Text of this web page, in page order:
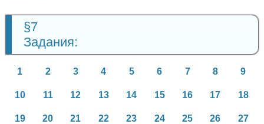
§7
Задания:
1 2 3 4 5 6 7 8 9
10 11 12 13 14 15 16 17 18
19 20 21 22 23 24 25 26 27